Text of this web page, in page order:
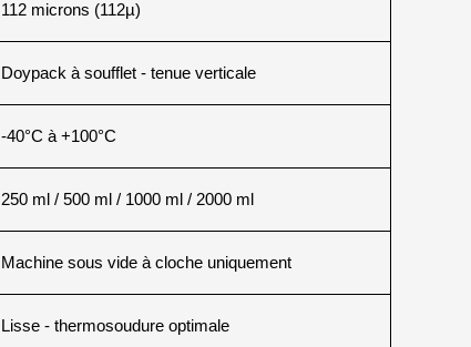
112 microns (112µ)
Doypack à soufflet - tenue verticale
-40°C à +100°C
250 ml / 500 ml / 1000 ml / 2000 ml
Machine sous vide à cloche uniquement
Lisse - thermosoudure optimale